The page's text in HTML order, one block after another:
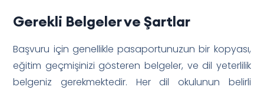
Gerekli Belgeler ve Şartlar
Başvuru için genellikle pasaportunuzun bir kopyası,
eğitim geçmişinizi gösteren belgeler, ve dil yeterlilik
belgeniz gerekmektedir. Her dil okulunun belirli